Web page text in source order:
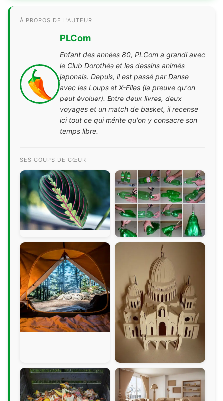
À PROPOS DE L'AUTEUR
PLCom
Enfant des années 80, PLCom a grandi avec
le Club Dorothée et les dessins animés
japonais. Depuis, il est passé par Danse
avec les Loups et X-Files (la preuve qu'on
peut évoluer). Entre deux livres, deux
voyages et un match de basket, il recense
ici tout ce qui mérite qu'on y consacre son
temps libre.
SES COUPS DE CŒUR